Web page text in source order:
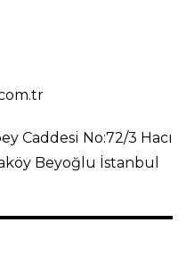
Caddesi No:72/3 Hacı
Beyoğlu İstanbul